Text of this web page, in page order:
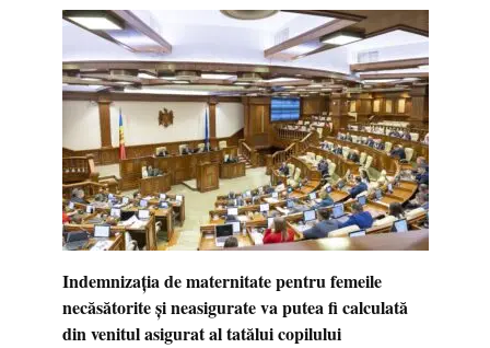
Indemnizația de maternitate pentru femeile
necăsătorite și neasigurate va putea fi calculată
din venitul asigurat al tatălui copilului